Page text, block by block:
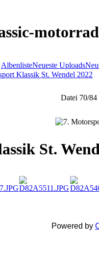
AlbenlisteNeueste Uploads
Klassik St. Wendel 2022
Datei 70/84
St.
Powered by